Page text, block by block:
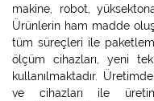
makine, robot,
Ürünlerin ham madde
tüm süreçleri ile
ölçüm cihazları, yeni
kullanılmaktadır.
ve cihazları ile